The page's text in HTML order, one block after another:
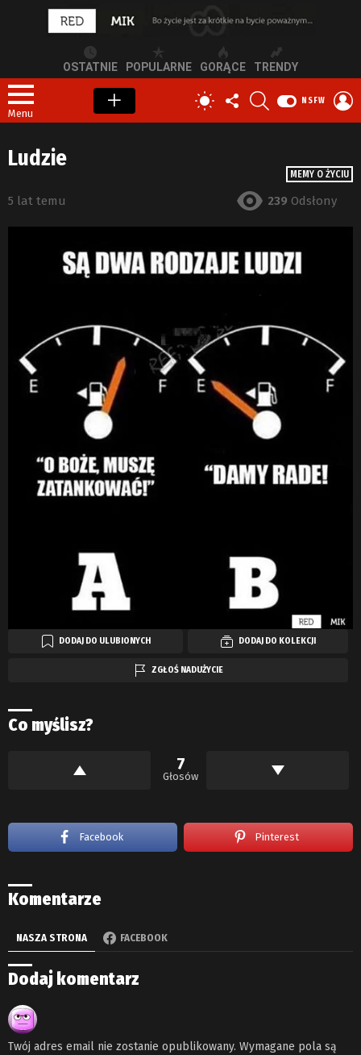
OSTATNIE POPULARNE GORĄCE TRENDY
Menu
PRZEŁĄCZ
SKÓRKĘ
OBSERWUJ
NAS
NSFW
MEMY O ŻYCIU
Ludzie
5 lat temu 239 Odsłony
DODAJ DO ULUBIONYCH DODAJ DO KOLEKCJI
ZGŁOŚ NADUŻYCIE
Co myślisz?
7
Głosów
Facebook Pinterest
Komentarze
NASZA STRONA FACEBOOK
Dodaj komentarz
Twój adres email nie zostanie opublikowany. Wymagane pola są